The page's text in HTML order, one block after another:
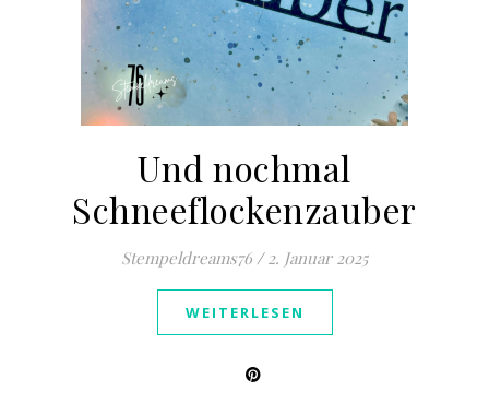
Und nochmal
Schneeflockenzauber
Stempeldreams76 / 2. Januar 2025
WEITERLESEN